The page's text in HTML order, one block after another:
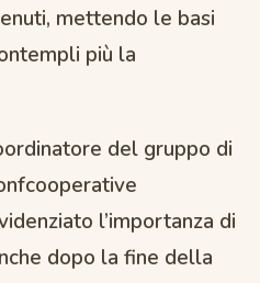
mettendo le basi
più la
del gruppo di
l’importanza di
dopo la fine della